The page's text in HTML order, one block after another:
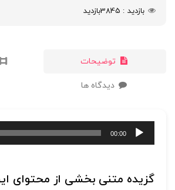
بازدید
3845بازدید
توضیحات
دیدگاه ها
پخش‌کننده
صوت
00:00
گزیده متنی بخشی از محتوای